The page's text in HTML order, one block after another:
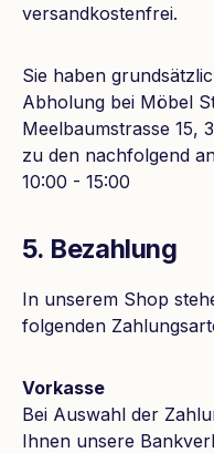
versandkostenfrei.
Sie haben
Abholung bei Möbel
Meelbaumstrasse 15,
zu den nachfolgend
10:00 - 15:00
5. Bezahlung
In unserem Shop
folgenden
Vorkasse
Bei Auswahl der
Ihnen unsere